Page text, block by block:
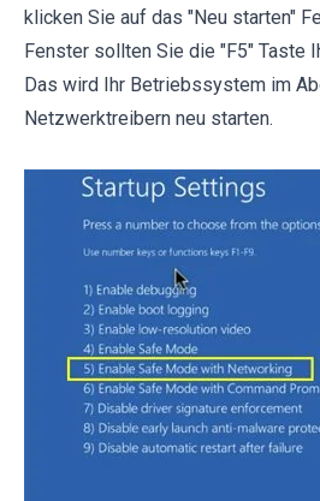
klicken Sie auf das "Neu starten"
Fenster sollten Sie die "F5" Taste
Das wird Ihr Betriebssystem im
Netzwerktreibern neu starten.